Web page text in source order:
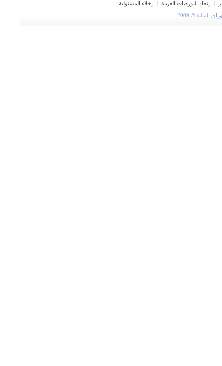
| إتحاد البورصات العربية |
إخلاء المسئولية
© 2009